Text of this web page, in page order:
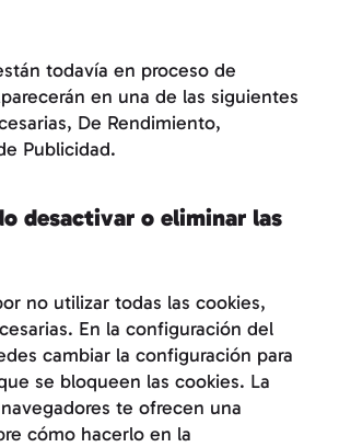
todavía en proceso de
en una de las siguientes
De Rendimiento,
Publicidad.
desactivar o eliminar las
no utilizar todas las cookies,
En la configuración del
cambiar la configuración para
se bloqueen las cookies. La
te ofrecen una
cómo hacerlo en la